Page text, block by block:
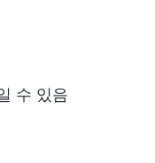
수 있음